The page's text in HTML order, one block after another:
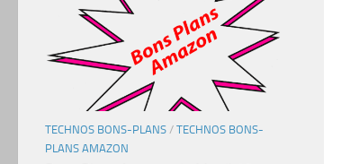
TECHNOS BONS-PLANS / TECHNOS BONS-
PLANS AMAZON